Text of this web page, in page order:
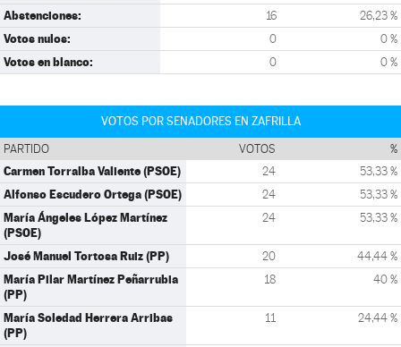
Abstenciones: 16 26,23 %
Votos nulos: 0 0 %
Votos en blanco: 0 0 %
VOTOS POR SENADORES EN ZAFRILLA
PARTIDO VOTOS %
Carmen Torralba Valiente (PSOE) 24 53,33 %
Alfonso Escudero Ortega (PSOE) 24 53,33 %
María Ángeles López Martínez
(PSOE)
24 53,33 %
José Manuel Tortosa Ruiz (PP) 20 44,44 %
María Pilar Martínez Peñarrubia
(PP)
18 40 %
María Soledad Herrera Arribas
(PP)
11 24,44 %